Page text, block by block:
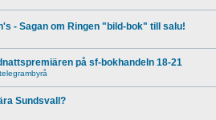
- Sagan om Ringen "bild-bok" till salu!
på sf-bokhandeln 18-21
Sundsvall?